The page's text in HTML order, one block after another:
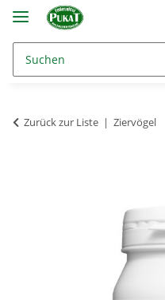
Zurück zur Liste Ziervögel